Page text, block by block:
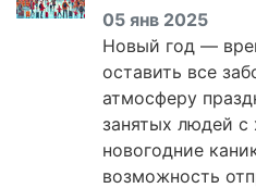
05 янв 2025
Новый год —
оставить все
атмосферу
занятых людей
новогодние
возможность